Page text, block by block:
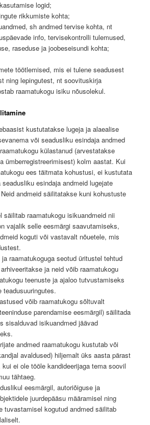
logid;
rikkumiste kohta;
sh andmed tervise kohta, nt
info, tervisekontrolli tulemused,
raseduse ja joobeseisundi kohta;
töötlemised, mis ei tulene seadusest
ning lepingutest, nt soovituskirja
raamatukogu isiku nõusolekul.
kustutatakse lugeja ja alaealise
või seadusliku esindaja andmed
külastanud (arvestatakse
ümberregistreerimisest) kolm aastat. Kui
ees täitmata kohustusi, ei kustutata
esindaja andmeid lugejate
andmeid säilitatakse kuni kohustuste
säilitab raamatukogu isikuandmeid nii
vajalik selle eesmärgi saavutamiseks,
koguti või vastavalt nõuetele, mis
raamatukoguga seotud üritustel tehtud
ja neid võib raamatukogu
teenuste ja ajaloo tutvustamiseks
teadusuuringutes.
võib raamatukogu sõltuvalt
parendamise eesmärgil) säilitada
sisalduvad isikuandmed jäävad
andmed raamatukogu kustutab või
avaldused) hiljemalt üks aasta pärast
ei ole tööle kandideerijaga tema soovil
tähtaeg.
eesmärgil, autoriõiguse ja
juurdepääsu määramisel ning
tuvastamisel kogutud andmed säilitab